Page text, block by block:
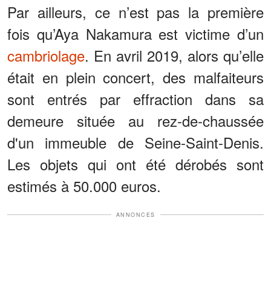
Par ailleurs, ce n’est pas la première
fois qu’Aya Nakamura est victime d’un
cambriolage. En avril 2019, alors qu’elle
était en plein concert, des malfaiteurs
sont entrés par effraction dans sa
demeure située au rez-de-chaussée
d'un immeuble de Seine-Saint-Denis.
Les objets qui ont été dérobés sont
estimés à 50.000 euros.
ANNONCES